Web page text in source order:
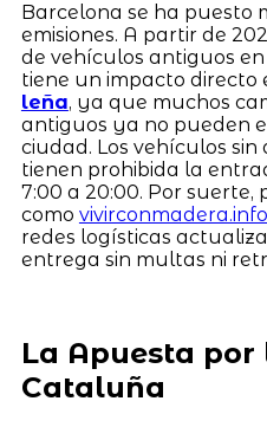
Barcelona se ha puesto
emisiones. A partir de
de vehículos antiguos
tiene un impacto directo
leña, ya que muchos
antiguos ya no pueden
ciudad. Los vehículos
tienen prohibida la
7:00 a 20:00. Por suerte,
como vivirconmadera.info
redes logísticas
entrega sin multas ni
La Apuesta por
Cataluña